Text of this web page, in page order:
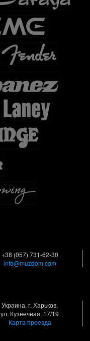
+38 (057) 731-62-30
info@muzdom.com
Украина, г. Харьков,
ул. Кузнечная, 17/19
Карта проезда